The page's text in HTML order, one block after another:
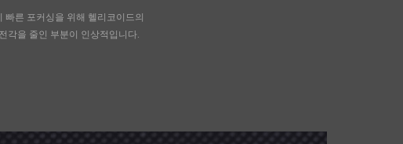
빠른 포커싱을 위해 헬리코이드의
각을 줄인 부분이 인상적입니다.